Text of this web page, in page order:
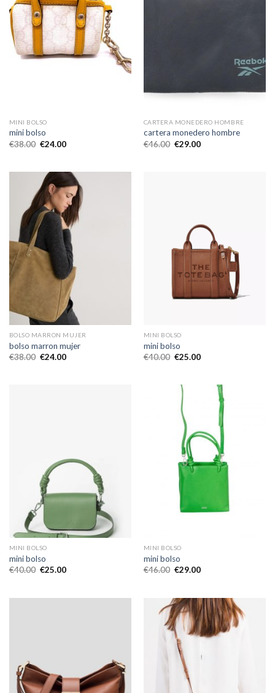
MINI BOLSO
mini bolso
€38.00 €24.00
CARTERA MONEDERO HOMBRE
cartera monedero hombre
€46.00 €29.00
BOLSO MARRON MUJER
bolso marron mujer
€38.00 €24.00
MINI BOLSO
mini bolso
€40.00 €25.00
MINI BOLSO
mini bolso
€40.00 €25.00
MINI BOLSO
mini bolso
€46.00 €29.00